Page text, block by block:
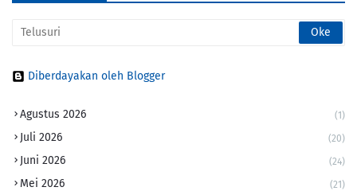
Diberdayakan oleh Blogger
Agustus 2026 (1)
Juli 2026 (20)
Juni 2026 (24)
Mei 2026 (21)